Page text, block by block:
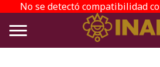
No se detectó compatibilidad